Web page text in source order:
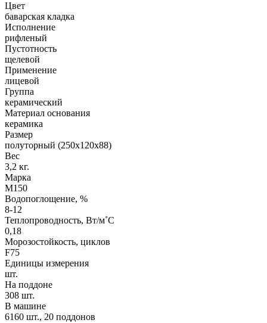
Цвет
баварская кладка
Исполнение
рифленый
Пустотность
щелевой
Применение
лицевой
Группа
керамический
Материал основания
керамика
Размер
полуторный (250х120х88)
Вес
3,2 кг.
Марка
М150
Водопоглощение, %
8-12
Теплопроводность, Вт/м˚С
0,18
Морозостойкость, циклов
F75
Единицы измерения
шт.
На поддоне
308 шт.
В машине
6160 шт., 20 поддонов